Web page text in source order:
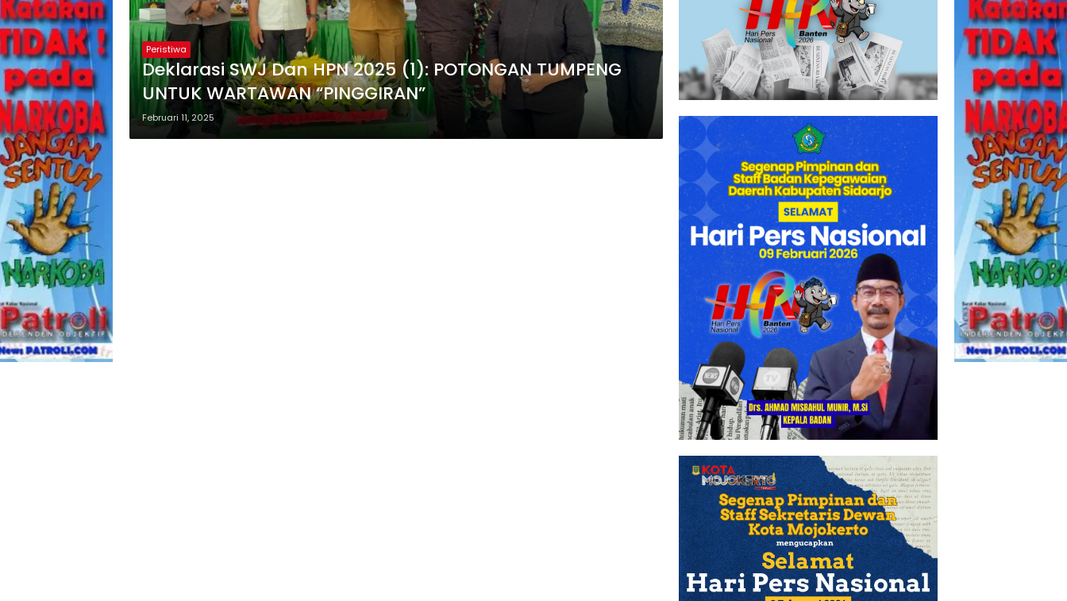
Peristiwa
Deklarasi SWJ Dan HPN 2025 (1): POTONGAN TUMPENG
UNTUK WARTAWAN “PINGGIRAN”
Februari 11, 2025